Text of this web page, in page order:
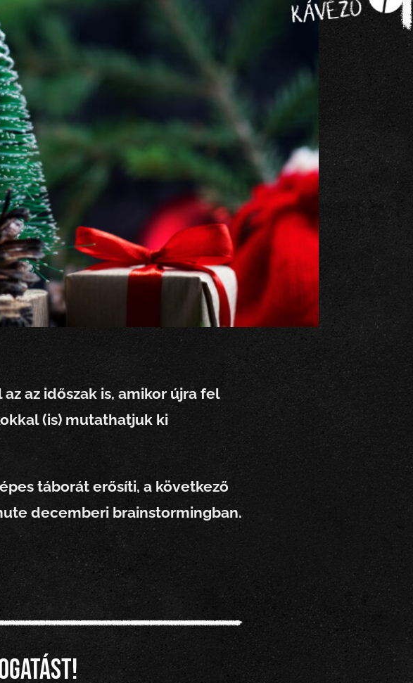
KÁVÉZÓ
az időszak is, amikor újra fel
(is) mutathatjuk ki
táborát erősíti, a következő
decemberi brainstormingban.